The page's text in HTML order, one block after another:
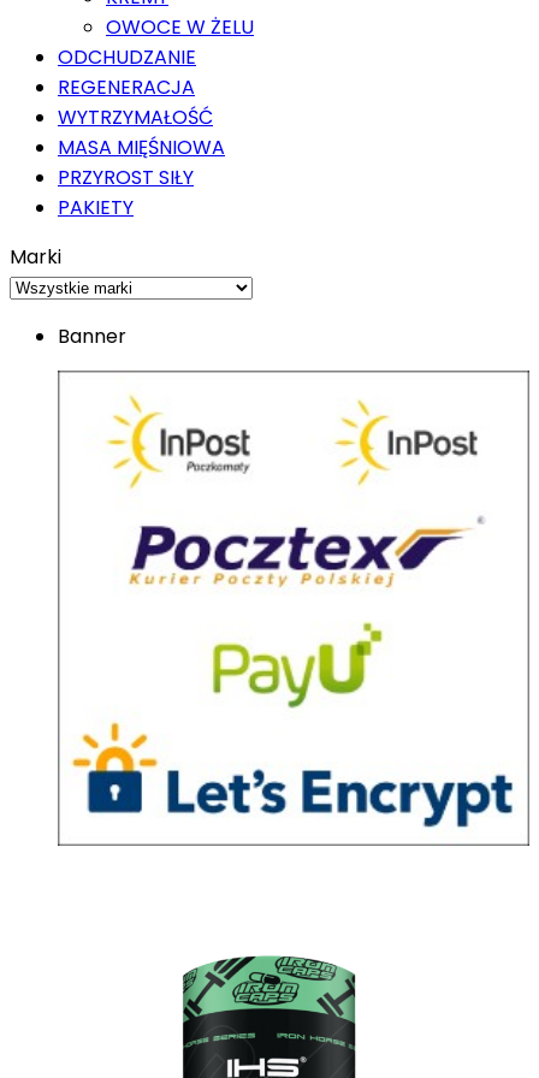
OWOCE W ŻELU
ODCHUDZANIE
REGENERACJA
WYTRZYMAŁOŚĆ
MASA MIĘŚNIOWA
PRZYROST SIŁY
PAKIETY
Marki
Banner